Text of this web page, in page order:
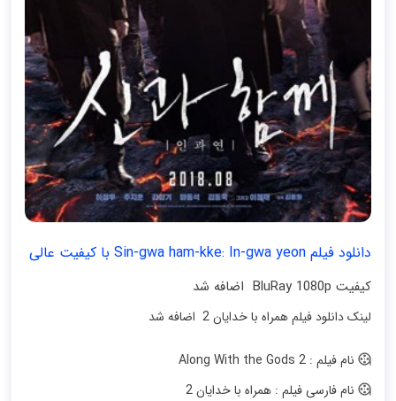
دانلود فیلم Sin-gwa ham-kke: In-gwa yeon با کیفیت عالی
کیفیت BluRay 1080p اضافه شد
لینک دانلود فیلم همراه با خدایان 2 اضافه شد
نام فیلم : Along With the Gods 2
نام فارسی فیلم : همراه با خدایان 2